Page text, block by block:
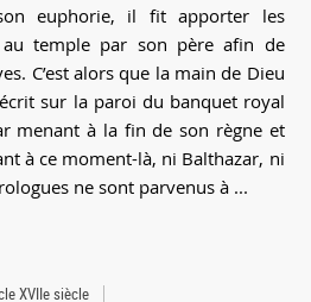
euphorie, il fit apporter les
temple par son père afin de
C’est alors que la main de Dieu
sur la paroi du banquet royal
menant à la fin de son règne et
à ce moment-là, ni Balthazar, ni
ne sont parvenus à ...
XVIIe siècle